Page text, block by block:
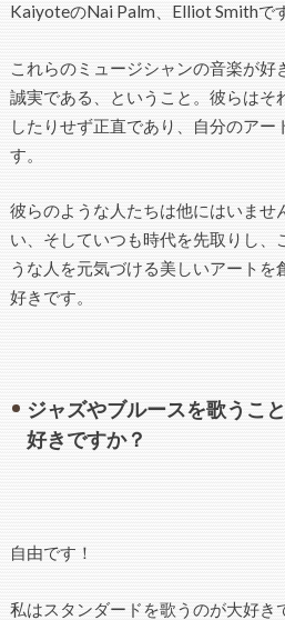
KaiyoteのNai Palm、Elliot Smithで
これらのミュージシャンの音楽が好
誠実である、ということ。彼らはそ
したりせず正直であり、自分のア
す。
彼らのような人たちは他にはいませ
い、そしていつも時代を先取りし、
うな人を元気づける美しいアートを
好きです。
ジャズやブルースを歌うこ
好きですか？
自由です！
私はスタンダードを歌うのが大好き